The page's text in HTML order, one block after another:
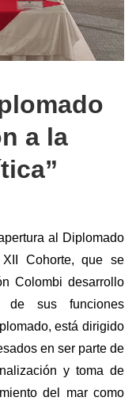
a la
al Diplomado
XII Cohorte, que se
Colombi desarrollo
sus funciones
está dirigido
en ser parte de
y toma de
del mar como